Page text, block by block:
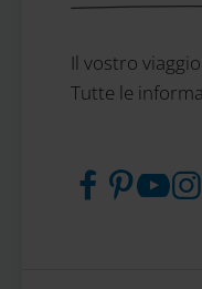
Il vostro
Tutte le